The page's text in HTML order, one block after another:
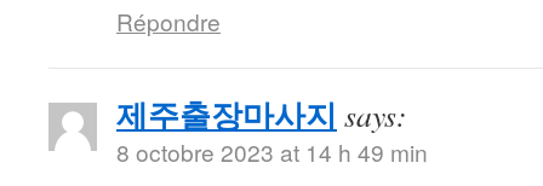
Répondre
제주출장마사지 says:
8 octobre 2023 at 14 h 49 min